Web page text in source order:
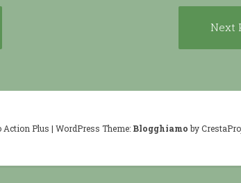
Next
Action Plus | WordPress Theme: Blogghiamo by